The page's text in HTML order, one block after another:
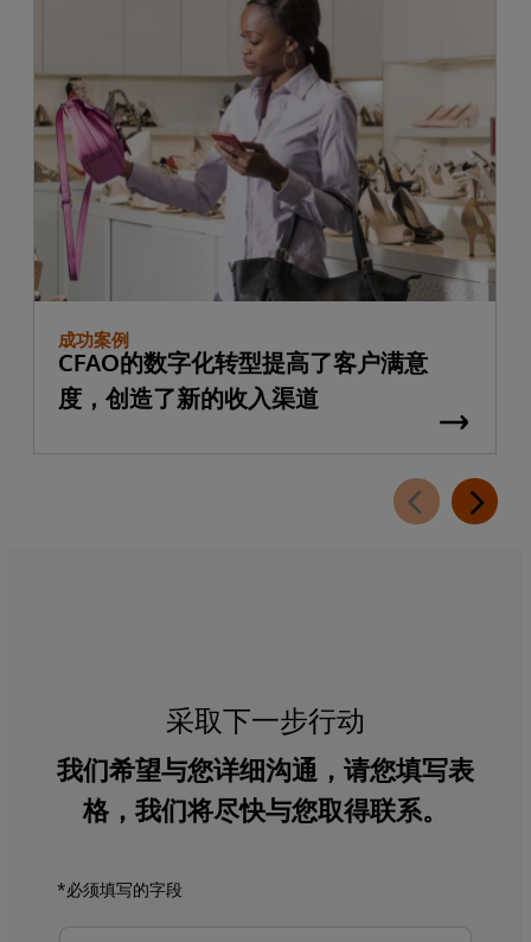
成功案例
CFAO的数字化转型提高了客户满意
度，创造了新的收入渠道
采取下一步行动
我们希望与您详细沟通，请您填写表
格，我们将尽快与您取得联系。
*必须填写的字段